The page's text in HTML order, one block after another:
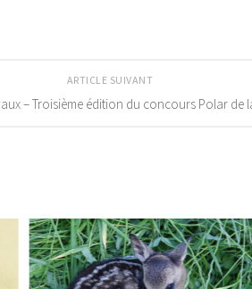
ARTICLE SUIVANT
– Troisième édition du concours Polar de